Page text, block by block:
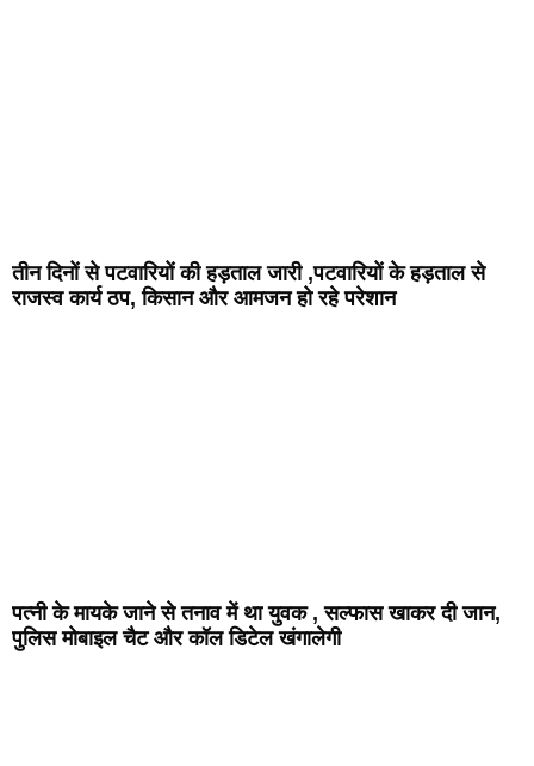
तीन दिनों से पटवारियों की हड़ताल जारी ,पटवारियों के हड़ताल से
राजस्व कार्य ठप, किसान और आमजन हो रहे परेशान
पत्नी के मायके जाने से तनाव में था युवक , सल्फास खाकर दी जान,
पुलिस मोबाइल चैट और कॉल डिटेल खंगालेगी